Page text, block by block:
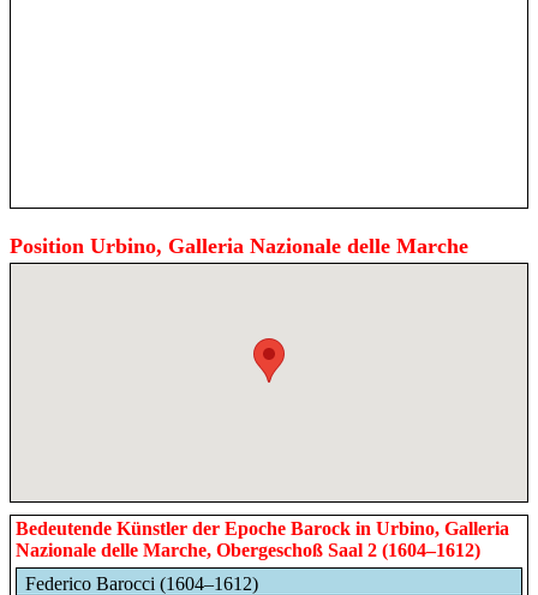
Position Urbino, Galleria Nazionale delle Marche
Bedeutende Künstler der Epoche Barock in Urbino, Galleria
Nazionale delle Marche, Obergeschoß Saal 2 (1604–1612)
Federico Barocci (1604–1612)